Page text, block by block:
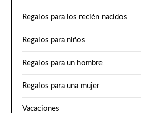
Regalos para los recién nacidos
Regalos para niños
Regalos para un hombre
Regalos para una mujer
Vacaciones